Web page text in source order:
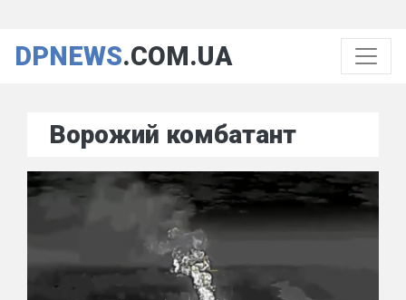
DPNEWS.COM.UA
Ворожий комбатант